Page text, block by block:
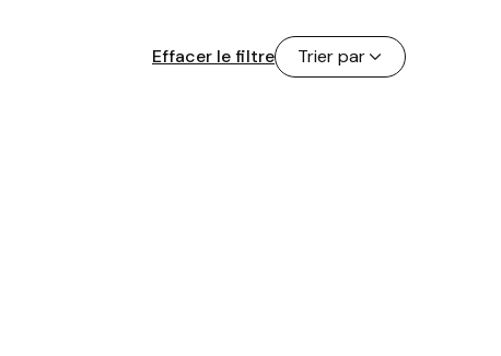
Effacer le filtre Trier par